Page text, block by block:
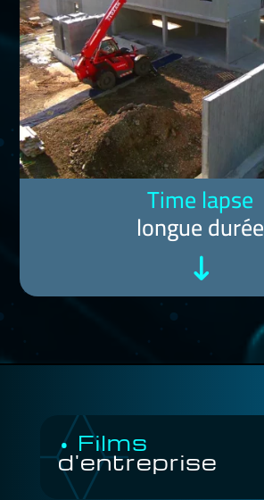
Time lapse
longue durée
• Films
d'entreprise